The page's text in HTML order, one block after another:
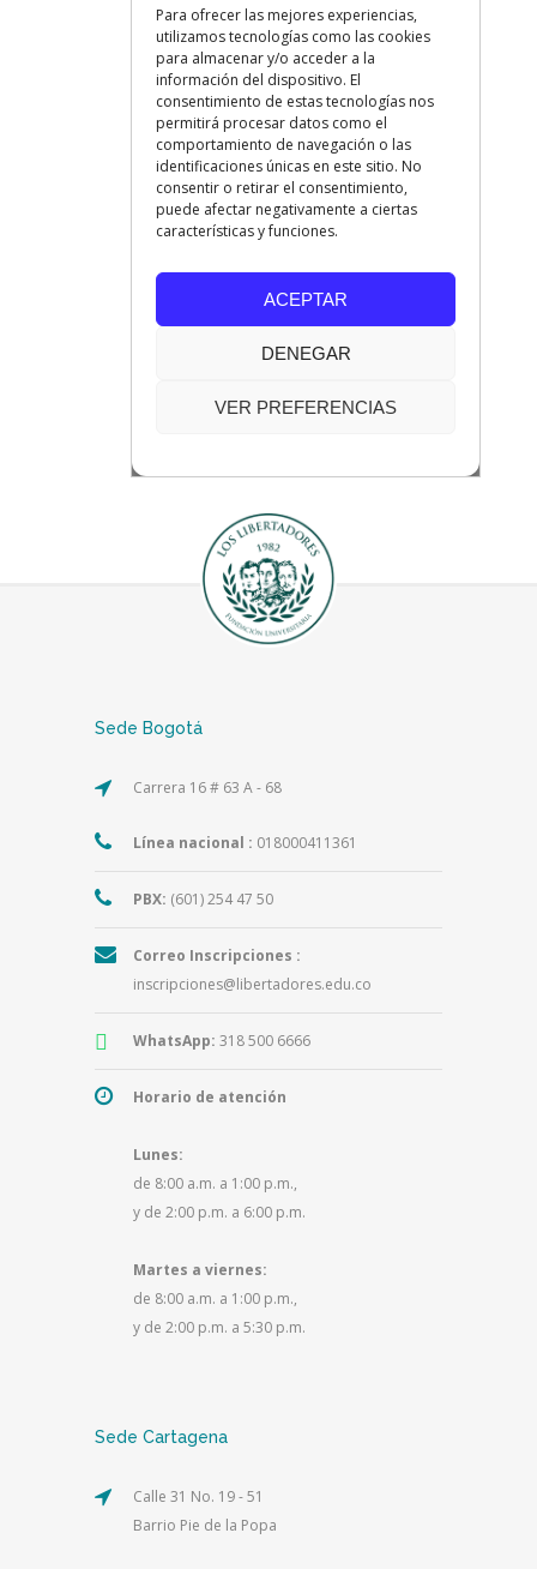
Sede Bogotá
Carrera 16 # 63 A - 68
Línea nacional : 018000411361
PBX: (601) 254 47 50
Correo Inscripciones :
inscripciones@libertadores.edu.co
WhatsApp: 318 500 6666
Horario de atención
Lunes:
de 8:00 a.m. a 1:00 p.m.,
y de 2:00 p.m. a 6:00 p.m.
Martes a viernes:
de 8:00 a.m. a 1:00 p.m.,
y de 2:00 p.m. a 5:30 p.m.
Sede Cartagena
Calle 31 No. 19 - 51
Barrio Pie de la Popa